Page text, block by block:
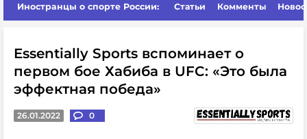
Иностранцы о спорте России: Статьи Комменты
Essentially Sports вспоминает о
первом бое Хабиба в UFC: «Это была
эффектная победа»
26.01.2022 0